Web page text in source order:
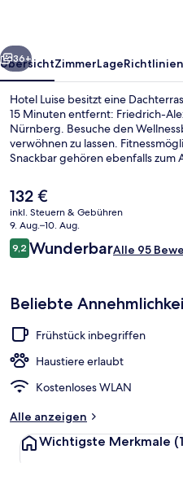
Weiter
36+
ÜbersichtZimmerLageRichtlinien
Hotel Luise besitzt eine
15 Minuten entfernt: Friedrich-
Nürnberg. Besuche den
verwöhnen zu lassen.
Snackbar gehören ebenfalls zum
Der
aktuelle
Preis
beträgt
132 €.
132 €
inkl. Steuern & Gebühren
9. Aug.–10. Aug.
Bewertungen
9,29,2 von 10.
WunderbarAlle 95
Beliebte
Frühstück inbegriffen
Haustiere erlaubt
Kostenloses WLAN
Alle anzeigen
Wichtigste Merkmale